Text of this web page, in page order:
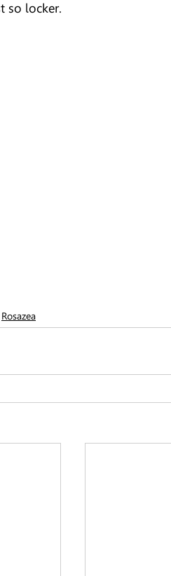
so locker.
Rosazea